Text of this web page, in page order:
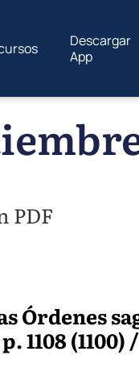
Descargar
App
PDF
Órdenes
1108 (1100)